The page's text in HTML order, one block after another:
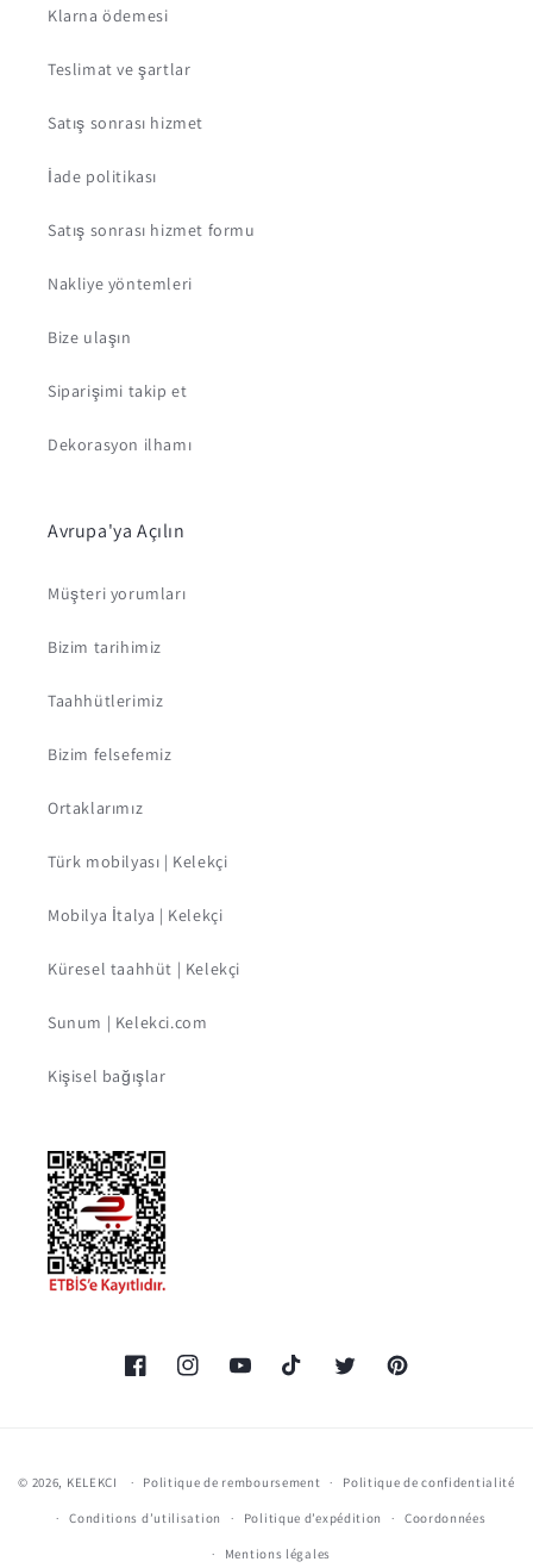
Klarna ödemesi
Teslimat ve şartlar
Satış sonrası hizmet
İade politikası
Satış sonrası hizmet formu
Nakliye yöntemleri
Bize ulaşın
Siparişimi takip et
Dekorasyon ilhamı
Avrupa'ya Açılın
Müşteri yorumları
Bizim tarihimiz
Taahhütlerimiz
Bizim felsefemiz
Ortaklarımız
Türk mobilyası | Kelekçi
Mobilya İtalya | Kelekçi
Küresel taahhüt | Kelekçi
Sunum | Kelekci.com
Kişisel bağışlar
FacebookInstagramYouTubeTikTok TwitterPinterest
de
paiement
© 2026, KELEKCI Politique de remboursement Politique de confidentialité
Conditions d’utilisation Politique d’expédition Coordonnées
Mentions légales